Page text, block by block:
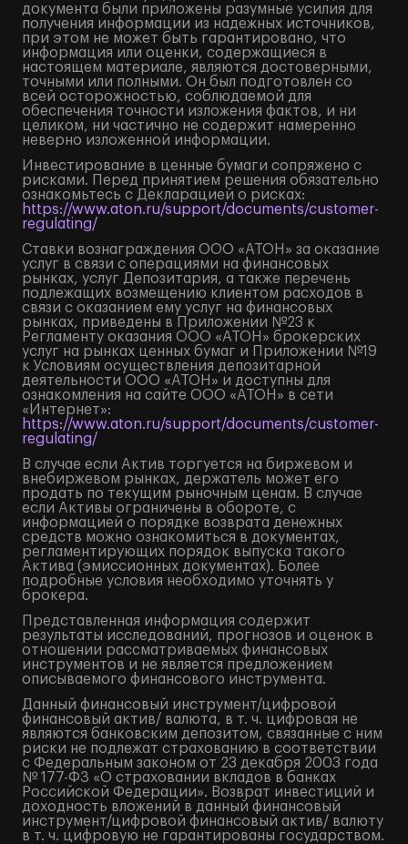
документа были приложены разумные усилия для
получения информации из надежных источников,
при этом не может быть гарантировано, что
информация или оценки, содержащиеся в
настоящем материале, являются достоверными,
точными или полными. Он был подготовлен со
всей осторожностью, соблюдаемой для
обеспечения точности изложения фактов, и ни
целиком, ни частично не содержит намеренно
неверно изложенной информации.
Инвестирование в ценные бумаги сопряжено с
рисками. Перед принятием решения обязательно
ознакомьтесь с Декларацией о рисках:
https://www.aton.ru/support/documents/customer-
regulating/
Ставки вознаграждения ООО «АТОН» за оказание
услуг в связи с операциями на финансовых
рынках, услуг Депозитария, а также перечень
подлежащих возмещению клиентом расходов в
связи с оказанием ему услуг на финансовых
рынках, приведены в Приложении №23 к
Регламенту оказания ООО «АТОН» брокерских
услуг на рынках ценных бумаг и Приложении №19
к Условиям осуществления депозитарной
деятельности ООО «АТОН» и доступны для
ознакомления на сайте ООО «АТОН» в сети
«Интернет»:
https://www.aton.ru/support/documents/customer-
regulating/
В случае если Актив торгуется на биржевом и
внебиржевом рынках, держатель может его
продать по текущим рыночным ценам. В случае
если Активы ограничены в обороте, с
информацией о порядке возврата денежных
средств можно ознакомиться в документах,
регламентирующих порядок выпуска такого
Актива (эмиссионных документах). Более
подробные условия необходимо уточнять у
брокера.
Представленная информация содержит
результаты исследований, прогнозов и оценок в
отношении рассматриваемых финансовых
инструментов и не является предложением
описываемого финансового инструмента.
Данный финансовый инструмент/цифровой
финансовый актив/ валюта, в т. ч. цифровая не
являются банковским депозитом, связанные с ним
риски не подлежат страхованию в соответствии
с Федеральным законом от 23 декабря 2003 года
№ 177-ФЗ «О страховании вкладов в банках
Российской Федерации». Возврат инвестиций и
доходность вложений в данный финансовый
инструмент/цифровой финансовый актив/ валюту
в т. ч. цифровую не гарантированы государством.